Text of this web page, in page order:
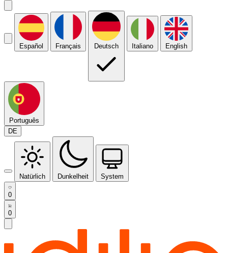
Español Français Deutsch Italiano English
Português
DE
Natürlich Dunkelheit System
0
0